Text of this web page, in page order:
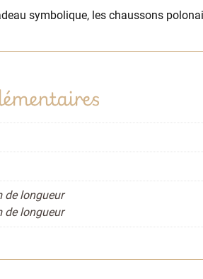
symbolique, les chaussons
de longueur
de longueur